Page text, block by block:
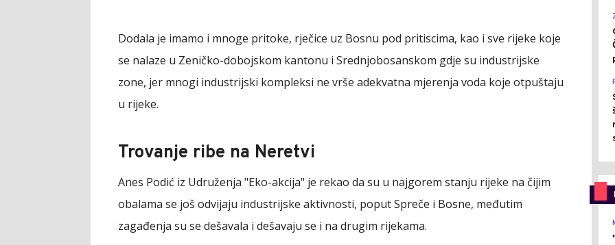
Dodala je imamo i mnoge pritoke, rječice uz Bosnu pod pritiscima, kao i sve rijeke koje
se nalaze u Zeničko-dobojskom kantonu i Srednjobosanskom gdje su industrijske
zone, jer mnogi industrijski kompleksi ne vrše adekvatna mjerenja voda koje otpuštaju
u rijeke.
Trovanje ribe na Neretvi
Anes Podić iz Udruženja "Eko-akcija" je rekao da su u najgorem stanju rijeke na čijim
obalama se još odvijaju industrijske aktivnosti, poput Spreče i Bosne, međutim
zagađenja su se dešavala i dešavaju se i na drugim rijekama.